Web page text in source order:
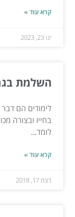
קרא עוד »
ינו 23, 2023
השלמת
לימודים הם
בחייו ובצורה
לומד...
קרא עוד »
דצמ 17, 2018